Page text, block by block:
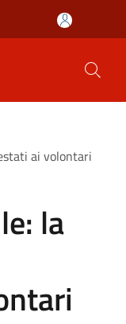
ai volontari
la